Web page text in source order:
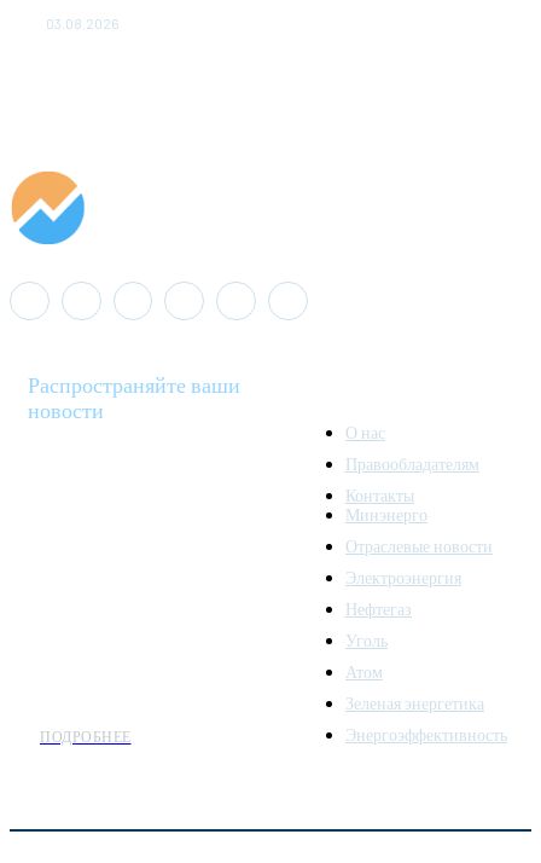
03.08.2026
Распространяйте ваши
новости
ПОДРОБНЕЕ
О нас
Правообладателям
Контакты
Минэнерго
Отраслевые новости
Электроэнергия
Нефтегаз
Уголь
Атом
Зеленая энергетика
Энергоэффективность